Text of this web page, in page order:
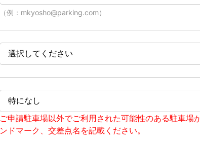
（例：mkyosho@parking.com）
ご申請駐車場以外でご利用された可能性のある駐車場
ンドマーク、交差点名を記載ください。